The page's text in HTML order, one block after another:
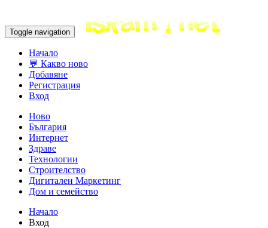
Toggle navigation
Начало
💬 Какво ново
Добавяне
Регистрация
Вход
Ново
България
Интернет
Здраве
Технологии
Строителство
Дигитален Маркетинг
Дом и семейство
Начало
Вход